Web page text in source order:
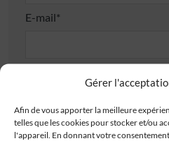
Gérer
Afin de vous apporter la meilleure
telles que les cookies pour stocker et/ou
l'appareil. En donnant votre
E-mail*